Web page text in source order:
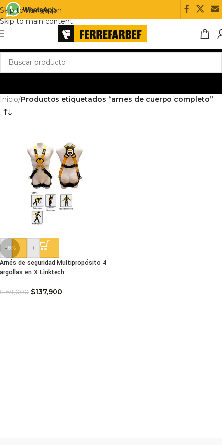
Skip to navigation
Skip to main content
Inicio/Productos etiquetados “arnes de cuerpo completo”
-18%
-
+
Arnés de seguridad Multipropósito 4
argollas en X Linktech
$169,000 $137,900